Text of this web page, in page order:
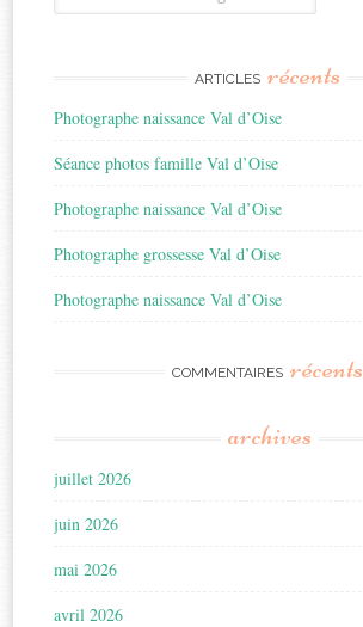
ARTICLES récents
Photographe naissance Val d’Oise
Séance photos famille Val d’Oise
Photographe naissance Val d’Oise
Photographe grossesse Val d’Oise
Photographe naissance Val d’Oise
COMMENTAIRES récents
archives
juillet 2026
juin 2026
mai 2026
avril 2026